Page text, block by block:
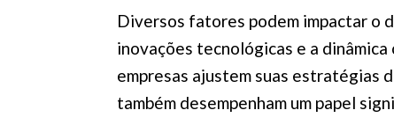
Diversos fatores podem impactar o
inovações tecnológicas e a
empresas ajustem suas estratégias
também desempenham um papel